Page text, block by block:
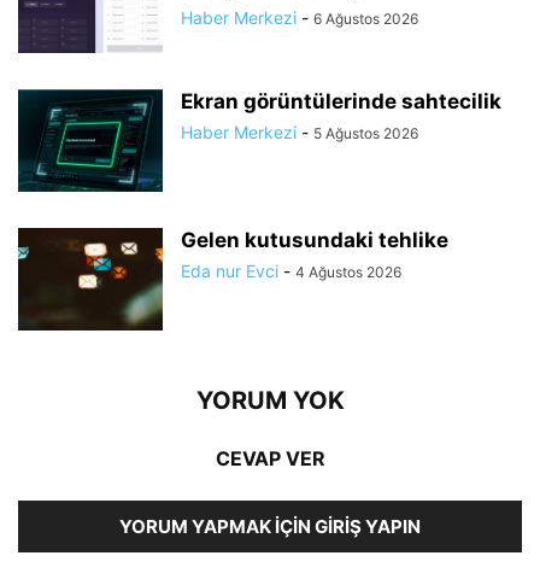
Haber Merkezi - 6 Ağustos 2026
Ekran görüntülerinde sahtecilik
Haber Merkezi - 5 Ağustos 2026
Gelen kutusundaki tehlike
Eda nur Evci - 4 Ağustos 2026
YORUM YOK
CEVAP VER
YORUM YAPMAK İÇIN GIRIŞ YAPIN